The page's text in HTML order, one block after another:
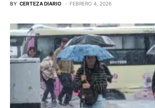
BY CERTEZA DIARIO FEBRERO 4, 2026